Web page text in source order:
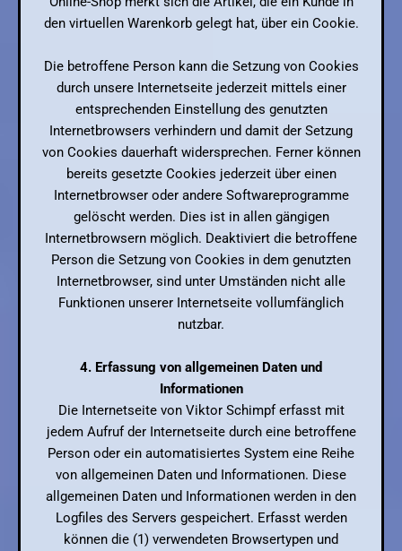
den virtuellen Warenkorb gelegt hat, über ein Cookie.
Die betroffene Person kann die Setzung von Cookies
durch unsere Internetseite jederzeit mittels einer
entsprechenden Einstellung des genutzten
Internetbrowsers verhindern und damit der Setzung
von Cookies dauerhaft widersprechen. Ferner können
bereits gesetzte Cookies jederzeit über einen
Internetbrowser oder andere Softwareprogramme
gelöscht werden. Dies ist in allen gängigen
Internetbrowsern möglich. Deaktiviert die betroffene
Person die Setzung von Cookies in dem genutzten
Internetbrowser, sind unter Umständen nicht alle
Funktionen unserer Internetseite vollumfänglich
nutzbar.
4. Erfassung von allgemeinen Daten und
Informationen
Die Internetseite von Viktor Schimpf erfasst mit
jedem Aufruf der Internetseite durch eine betroffene
Person oder ein automatisiertes System eine Reihe
von allgemeinen Daten und Informationen. Diese
allgemeinen Daten und Informationen werden in den
Logfiles des Servers gespeichert. Erfasst werden
können die (1) verwendeten Browsertypen und